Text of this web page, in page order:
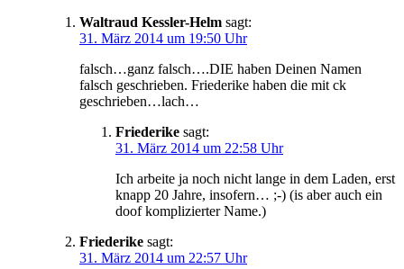
Waltraud Kessler-Helm sagt:
31. März 2014 um 19:50 Uhr
falsch…ganz falsch….DIE haben Deinen Namen
falsch geschrieben. Friederike haben die mit ck
geschrieben…lach…
Friederike sagt:
31. März 2014 um 22:58 Uhr
Ich arbeite ja noch nicht lange in dem Laden, erst
knapp 20 Jahre, insofern… ;-) (is aber auch ein
doof komplizierter Name.)
Friederike sagt:
31. März 2014 um 22:57 Uhr